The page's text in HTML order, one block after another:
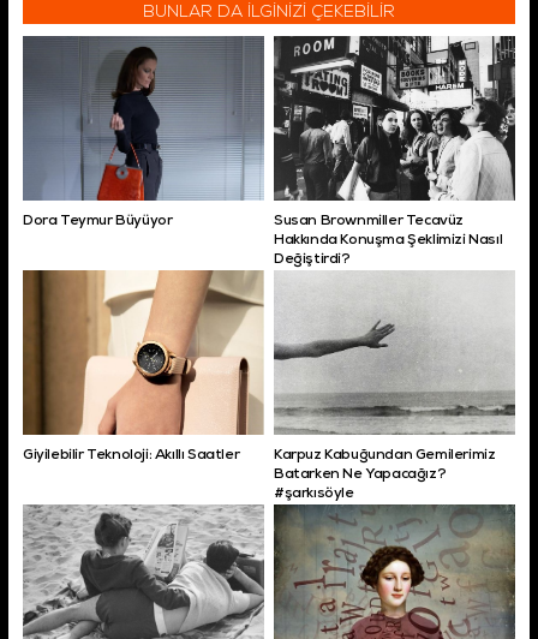
BUNLAR DA İLGİNİZİ ÇEKEBİLİR
Dora Teymur Büyüyor
Susan Brownmiller Tecavüz
Hakkında Konuşma Şeklimizi Nasıl
Değiştirdi?
Giyilebilir Teknoloji: Akıllı Saatler
Karpuz Kabuğundan Gemilerimiz
Batarken Ne Yapacağız?
#şarkısöyle